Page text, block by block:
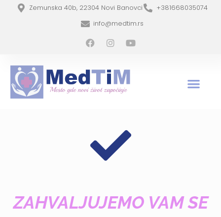
Zemunska 40b, 22304 Novi Banovci
+381668035074
info@medtim.rs
ZAHVALJUJEMO VAM SE